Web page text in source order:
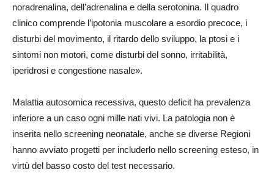
noradrenalina, dell’adrenalina e della serotonina. Il quadro
clinico comprende l’ipotonia muscolare a esordio precoce, i
disturbi del movimento, il ritardo dello sviluppo, la ptosi e i
sintomi non motori, come disturbi del sonno, irritabilità,
iperidrosi e congestione nasale».
Malattia autosomica recessiva, questo deficit ha prevalenza
inferiore a un caso ogni mille nati vivi. La patologia non è
inserita nello screening neonatale, anche se diverse Regioni
hanno avviato progetti per includerlo nello screening esteso, in
virtù del basso costo del test necessario.